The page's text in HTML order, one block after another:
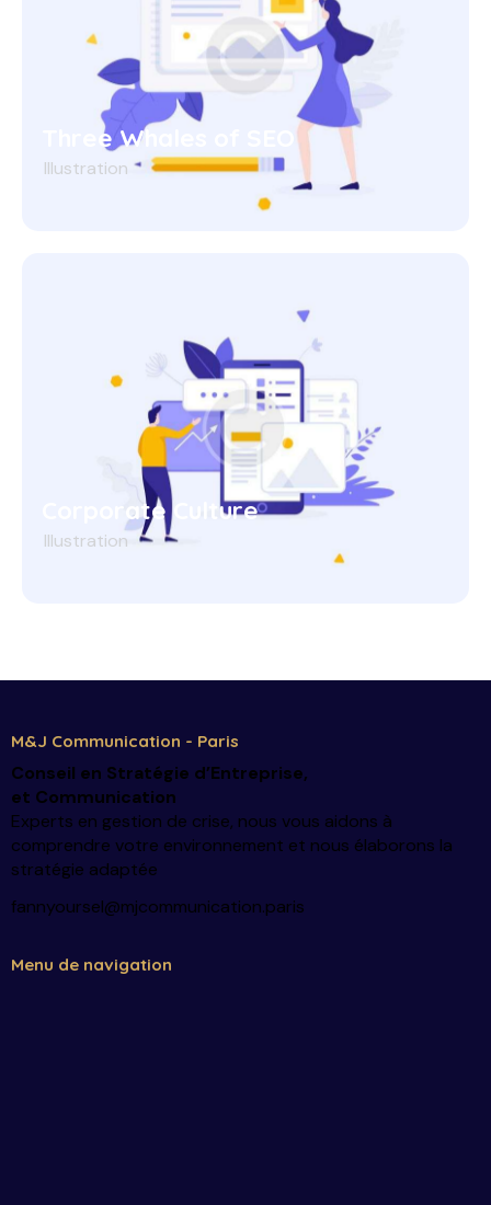
Three Whales of SEO
Illustration
Corporate Culture
Illustration
M&J Communication - Paris
Conseil en Stratégie d’Entreprise,
et Communication
Experts en gestion de crise, nous vous aidons à
comprendre votre environnement et nous élaborons la
stratégie adaptée
fannyoursel@mjcommunication.paris
Menu de navigation